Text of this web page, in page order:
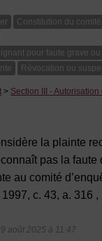
Constitution du
pour faute grave
Révocation ou
> Section III - Autorisation
la plainte
pas la faute
au comité
c. 43, a. 316 ,
août 2025 à 11:47